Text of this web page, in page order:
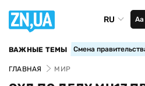
RU Аа
ВАЖНЫЕ ТЕМЫ Смена
ГЛАВНАЯ МИР